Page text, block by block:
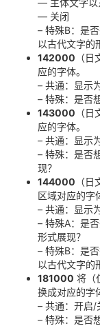
— 关闭
– 特殊B：是
以古代文字的
142000 （
应的字体。
– 共通：显示
– 特殊：是否
143000 （
应的字体。
– 共通：显示
– 特殊：是否
现？
144000 （
区域对应的字
– 共通：显示
– 特殊A：是
形式展现？
– 特殊B：是
以古代文字的
181000 将（
换成对应的字
– 共通：开启/
– 特殊：是否